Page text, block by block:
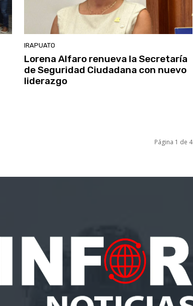
IRAPUATO
Lorena Alfaro renueva la Secretaría
de Seguridad Ciudadana con nuevo
liderazgo
Página 1 de 4